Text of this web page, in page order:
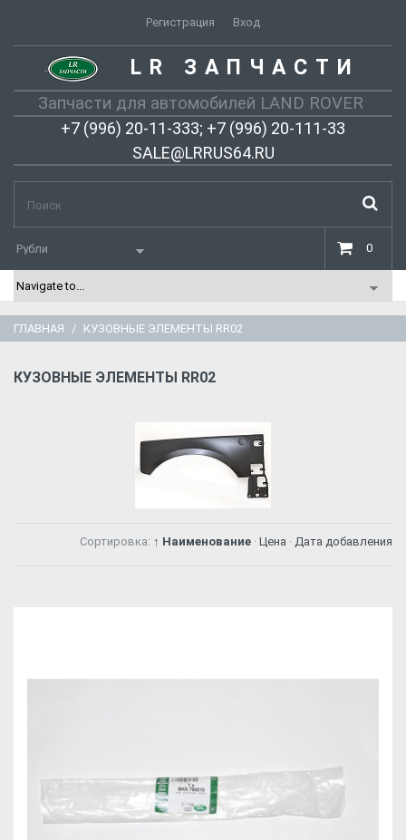
Регистрация Вход
- LR ЗАПЧАСТИ
Запчасти для автомобилей LAND ROVER
+7 (996) 20-11-333; +7 (996) 20-111-33
SALE@LRRUS64.RU
0
ГЛАВНАЯ КУЗОВНЫЕ ЭЛЕМЕНТЫ RR02
КУЗОВНЫЕ ЭЛЕМЕНТЫ RR02
Сортировка: ↑ Наименование · Цена · Дата добавления